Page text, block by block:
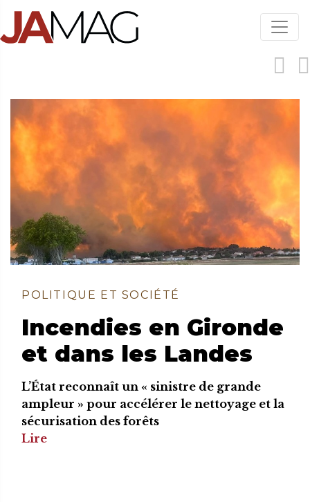
Aller
contenu
POLITIQUE ET SOCIÉTÉ
Incendies en Gironde
et dans les Landes
L’État reconnaît un « sinistre de grande
ampleur » pour accélérer le nettoyage et la
sécurisation des forêts
Lire